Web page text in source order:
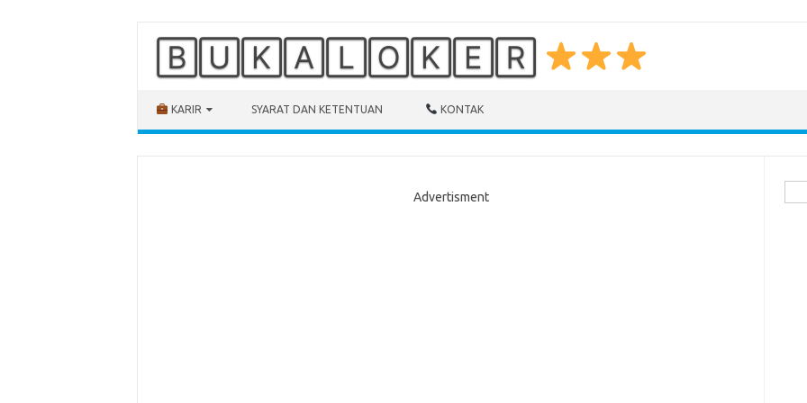
🄱🅄🄺🄰🄻🄾🄺🄴🅁
KARIR SYARAT DAN KETENTUAN KONTAK
Advertisment
Cari